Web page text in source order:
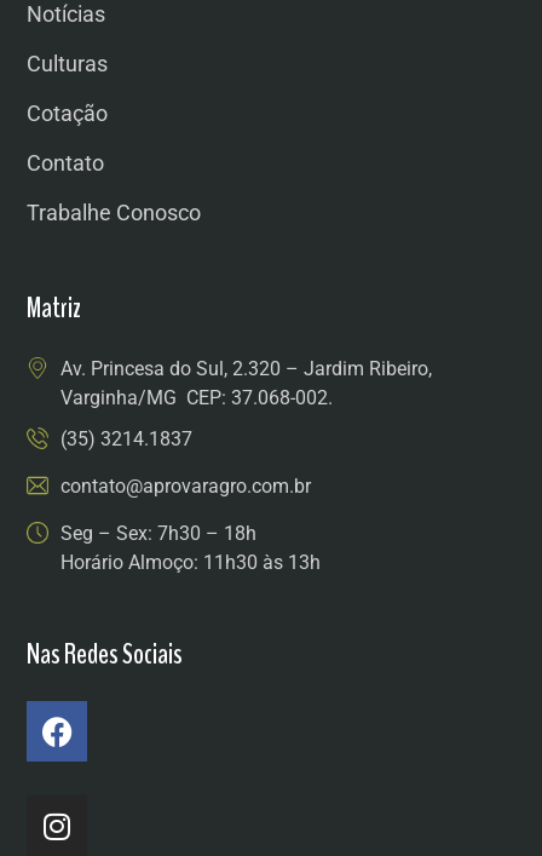
Notícias
Culturas
Cotação
Contato
Trabalhe Conosco
Matriz
Av. Princesa do Sul, 2.320 – Jardim Ribeiro,
Varginha/MG CEP: 37.068-002.
(35) 3214.1837
contato@aprovaragro.com.br
Seg – Sex: 7h30 – 18h
Horário Almoço: 11h30 às 13h
Nas Redes Sociais